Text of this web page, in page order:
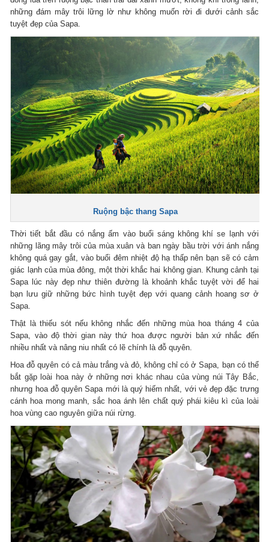
những đám mây trôi lững lờ như không muốn rời đi dưới cảnh sắc
tuyệt đẹp của Sapa.
Ruộng bậc thang Sapa
Thời tiết bắt đầu có nắng ấm vào buổi sáng không khí se lạnh với
những lãng mây trôi của mùa xuân và ban ngày bầu trời với ánh nắng
không quá gay gắt, vào buổi đêm nhiệt độ hạ thấp nên bạn sẽ có cảm
giác lạnh của mùa đông, một thời khắc hai không gian. Khung cảnh tại
Sapa lúc này đẹp như thiên đường là khoảnh khắc tuyệt vời để hai
bạn lưu giữ những bức hình tuyệt đẹp với quang cảnh hoang sơ ở
Sapa.
Thật là thiếu sót nếu không nhắc đến những mùa hoa tháng 4 của
Sapa, vào độ thời gian này thứ hoa được người bản xứ nhắc đến
nhiều nhất và nâng niu nhất có lẽ chính là đỗ quyên.
Hoa đỗ quyên có cả màu trắng và đỏ, không chỉ có ở Sapa, bạn có thể
bắt gặp loài hoa này ở những nơi khác nhau của vùng núi Tây Bắc,
nhưng hoa đỗ quyên Sapa mới là quý hiếm nhất, với vẻ đẹp đặc trưng
cánh hoa mong manh, sắc hoa ánh lên chất quý phái kiêu kì của loài
hoa vùng cao nguyên giữa núi rừng.